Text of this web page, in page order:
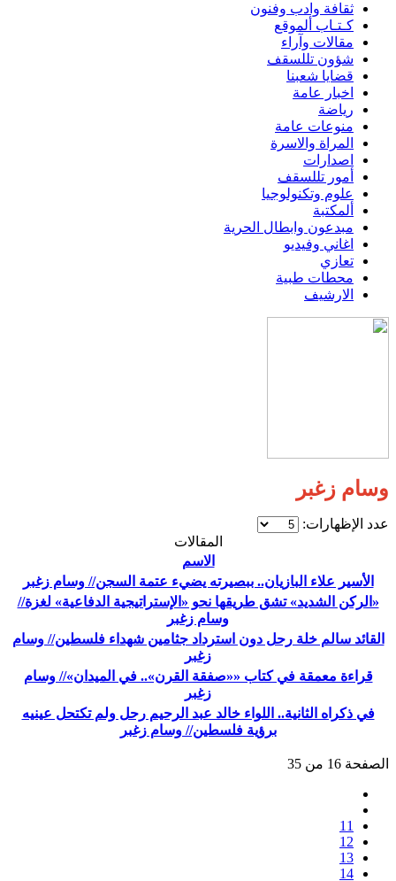
ثقافة وادب وفنون
كـتـاب ألموقع
مقالات وآراء
شؤون تللسقف
قضايا شعبنا
اخبار عامة
رياضة
منوعات عامة
المراة والاسرة
اصدارات
أمور تللسقف
علوم وتكنولوجيا
ألمكتبة
مبدعون وابطال الحرية
اغاني وفيديو
تعازي
محطات طبية
الارشيف
وسام زغبر
عدد الإظهارات:
المقالات
الاسم
الأسير علاء البازيان.. ببصيرته يضيء عتمة السجن// وسام زغبر
«الركن الشديد» تشق طريقها نحو «الإستراتيجية الدفاعية» لغزة//
وسام زغبر
القائد سالم خلة رحل دون استرداد جثامين شهداء فلسطين// وسام
زغبر
قراءة معمقة في كتاب ««صفقة القرن».. في الميدان»// وسام
زغبر
في ذكراه الثانية.. اللواء خالد عبد الرحيم رحل ولم تكتحل عينيه
برؤية فلسطين// وسام زغبر
الصفحة 16 من 35
11
12
13
14